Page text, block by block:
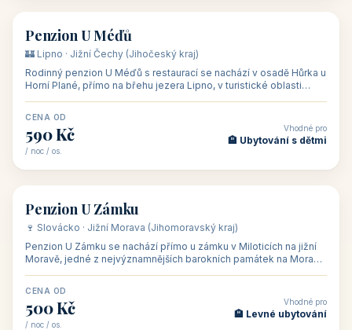
🏡 penzion
Penzion U Méďů
🏰 Lipno · Jižní Čechy (Jihočeský kraj)
Rodinný penzion U Méďů s restaurací se nachází v osadě Hůrka u
Horní Plané, přímo na břehu jezera Lipno, v turistické oblasti
CENA OD
590 Kč
/ noc / os.
Vhodné pro
🏨 Ubytování s dětmi
🏡 penzion
Penzion U Zámku
🍷 Slovácko · Jižní Morava (Jihomoravský kraj)
Penzion U Zámku se nachází přímo u zámku v Miloticích na jižní
Moravě, jedné z nejvýznamnějších barokních památek na Moravě,
CENA OD
500 Kč
/ noc / os.
Vhodné pro
🏨 Levné ubytování